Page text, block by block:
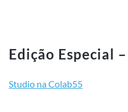
Edição Especial
Studio na Colab55